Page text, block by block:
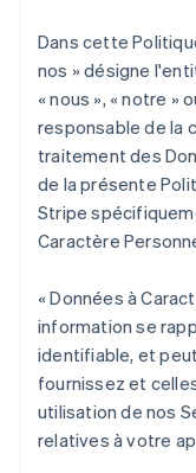
Dans cette
nos » désigne
« nous », « notre »
responsable de la
traitement des
de la présente
Stripe
Caractère
« Données à
information se
identifiable, et
fournissez et
utilisation de nos
relatives à votre